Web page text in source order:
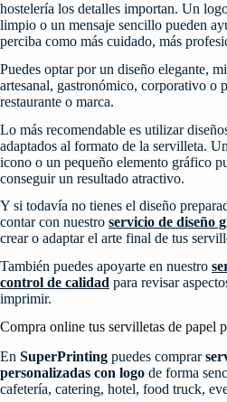
hostelería los detalles importan. Un
limpio o un mensaje sencillo pueden
perciba como más cuidado, más
Puedes optar por un diseño elegante,
artesanal, gastronómico, corporativo o
restaurante o marca.
Lo más recomendable es utilizar
adaptados al formato de la servilleta.
icono o un pequeño elemento gráfico
conseguir un resultado atractivo.
Y si todavía no tienes el diseño
contar con nuestro servicio de diseño
crear o adaptar el arte final de tus
También puedes apoyarte en nuestro
control de calidad para revisar
imprimir.
Compra online tus servilletas de papel
En SuperPrinting puedes comprar
personalizadas con logo de forma
cafetería, catering, hotel, food truck,